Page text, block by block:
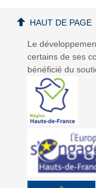
Le
certains de ses
bénéficié du
HAUT DE PAGE